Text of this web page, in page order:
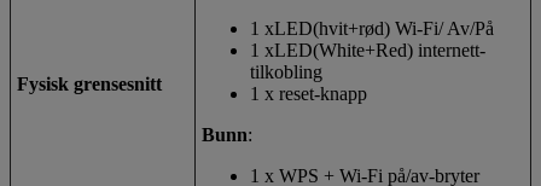
Fysisk grensesnitt
1 xLED(hvit+rød) Wi-Fi/ Av/På
1 xLED(White+Red) internett-
tilkobling
1 x reset-knapp
Bunn:
1 x WPS + Wi-Fi på/av-bryter